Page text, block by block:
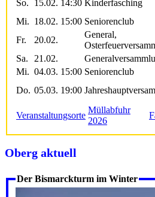
So. 15.02. 14:30 Kinderfasching
Mi. 18.02. 15:00 Seniorenclub
Fr.
20.02.
General,
Sa.
21.02.
Mi. 04.03. 15:00 Seniorenclub
Do. 05.03. 19:00
Veranstaltungsorte
Müllabfuhr
2026
Oberg aktuell
Der Bismarckturm im Winter